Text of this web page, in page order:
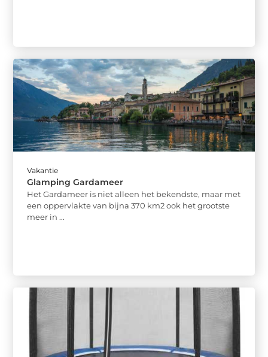
Vakantie
Glamping Gardameer
Het Gardameer is niet alleen het bekendste, maar met
een oppervlakte van bijna 370 km2 ook het grootste
meer in ...